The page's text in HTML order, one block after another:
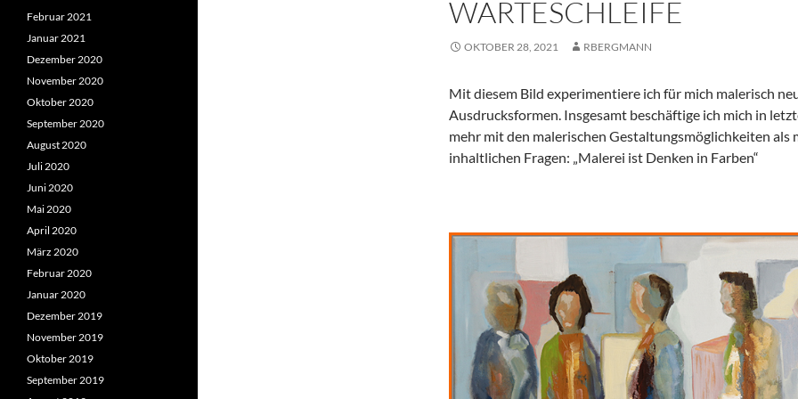
WARTESCHLEIFE
OKTOBER 28, 2021 RBERGMANN
Mit diesem Bild experimentiere ich für mich malerisch
Ausdrucksformen. Insgesamt beschäftige ich mich in
mehr mit den malerischen Gestaltungsmöglichkeiten als
inhaltlichen Fragen: „Malerei ist Denken in Farben“
Februar 2021
Januar 2021
Dezember 2020
November 2020
Oktober 2020
September 2020
August 2020
Juli 2020
Juni 2020
Mai 2020
April 2020
März 2020
Februar 2020
Januar 2020
Dezember 2019
November 2019
Oktober 2019
September 2019